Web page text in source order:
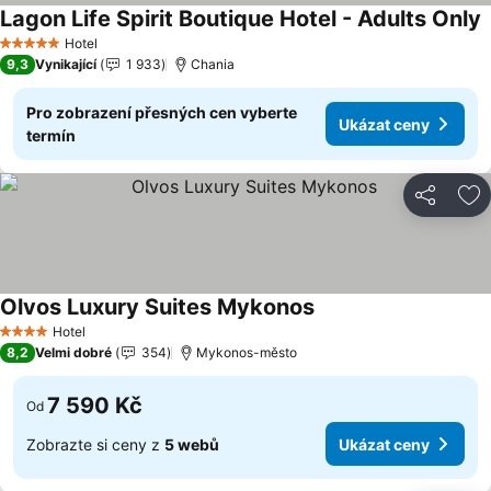
5 Počet hvězdiček
Hotel
Lagon Life Spirit Boutique Hotel - Adults Only
9,3 Vynikající 1 933 Chania
Pro zobrazení přesných cen vyberte
termín
Ukázat ceny
Sdílet
4 Počet hvězdiček
Hotel
Olvos Luxury Suites MykonosUkázat ceny
8,2 Velmi dobré 354 Mykonos-město
Od 7 590 Kč
Zobrazte si ceny z 5 webů Ukázat ceny